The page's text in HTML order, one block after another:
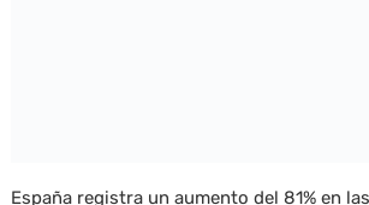
España registra un aumento del 81% en